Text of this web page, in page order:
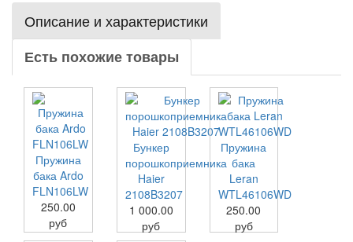
Описание и характеристики
Есть похожие товары
Пружина
бака Ardo
FLN106LW
250.00
руб
Бункер
порошкоприемника
Haier
2108B3207
1 000.00
руб
Пружина
бака
Leran
WTL46106WD
250.00
руб